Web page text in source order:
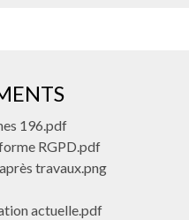
196.pdf
RGPD.pdf
travaux.png
actuelle.pdf